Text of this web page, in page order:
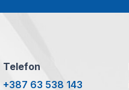
Telefon
+387 63 538 143